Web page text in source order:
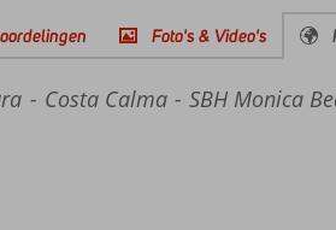
Foto's & Video's
Costa Calma SBH Monica